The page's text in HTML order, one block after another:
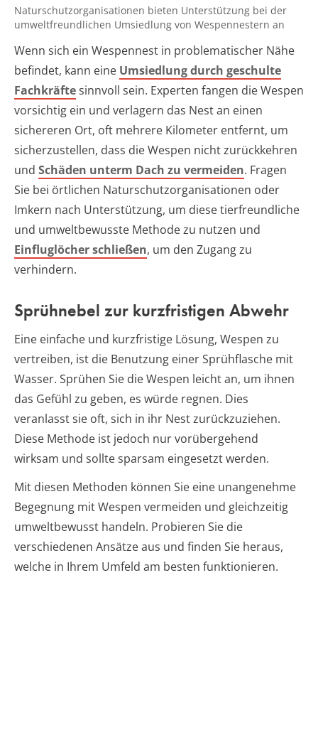
Naturschutzorganisationen bieten Unterstützung bei der
umweltfreundlichen Umsiedlung von Wespennestern an
Wenn sich ein Wespennest in problematischer Nähe
befindet, kann eine Umsiedlung durch geschulte
Fachkräftesinnvoll sein. Experten fangen die Wespen
vorsichtig ein und verlagern das Nest an einen
sichereren Ort, oft mehrere Kilometer entfernt, um
sicherzustellen, dass die Wespen nicht zurückkehren
und Schäden unterm Dach zu vermeiden. Fragen
Sie bei örtlichen Naturschutzorganisationen oder
Imkern nach Unterstützung, um diese tierfreundliche
und umweltbewusste Methode zu nutzen und
Einfluglöcher schließen, um den Zugang zu
verhindern.
Sprühnebel zur kurzfristigen Abwehr
Eine einfache und kurzfristige Lösung, Wespen zu
vertreiben, ist die Benutzung einer Sprühflasche mit
Wasser. Sprühen Sie die Wespen leicht an, um ihnen
das Gefühl zu geben, es würde regnen. Dies
veranlasst sie oft, sich in ihr Nest zurückzuziehen.
Diese Methode ist jedoch nur vorübergehend
wirksam und sollte sparsam eingesetzt werden.
Mit diesen Methoden können Sie eine unangenehme
Begegnung mit Wespen vermeiden und gleichzeitig
umweltbewusst handeln. Probieren Sie die
verschiedenen Ansätze aus und finden Sie heraus,
welche in Ihrem Umfeld am besten funktionieren.